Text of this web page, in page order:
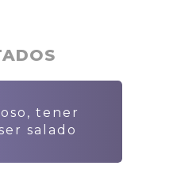
tener
salado